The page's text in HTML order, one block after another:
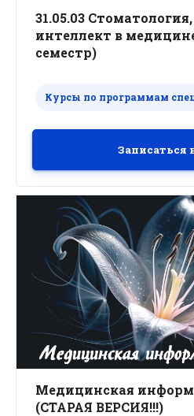
31.05.03
интеллект в
семестр)
Курсы по программам
Записаться
Медицинская
(СТАРАЯ ВЕРСИЯ!!!)